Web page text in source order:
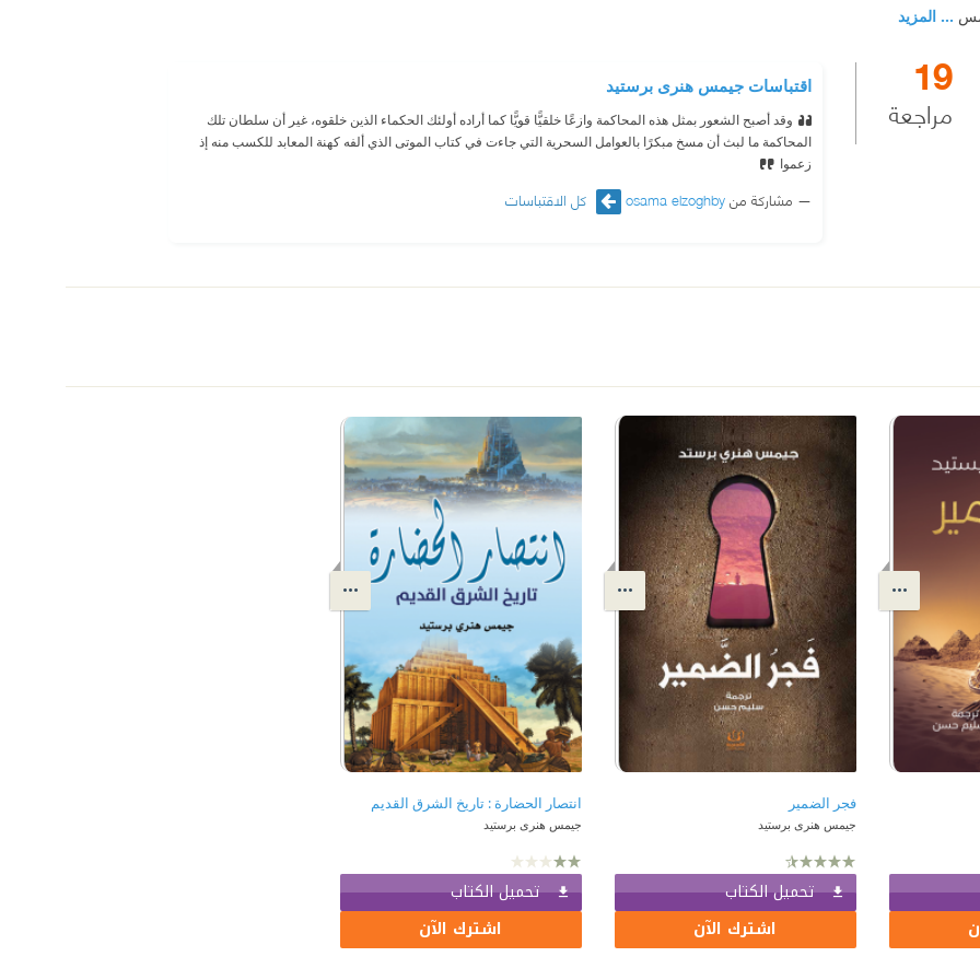
... المزيد
19
مراجعة
اقتباسات جيمس هنرى برستيد
وقد أصبح الشعور بمثل هذه المحاكمة وازعًا خلقيًّا قويًّا كما أراده أولئك الحكماء الذين خلقوه، غير أن سلطان تلك
المحاكمة ما لبث أن مسخ مبكرًا بالعوامل السحرية التي جاءت في كتاب الموتى الذي ألفه كهنة المعابد للكسب منه إذ
زعموا
مشاركة منosama elzoghby كل الاقتباسات
فجر الضمير
جيمس هنرى برستيد
تحميل الكتاب
اشترك الآن
انتصار الحضارة : تاريخ الشرق القديم
جيمس هنرى برستيد
تحميل الكتاب
اشترك الآن